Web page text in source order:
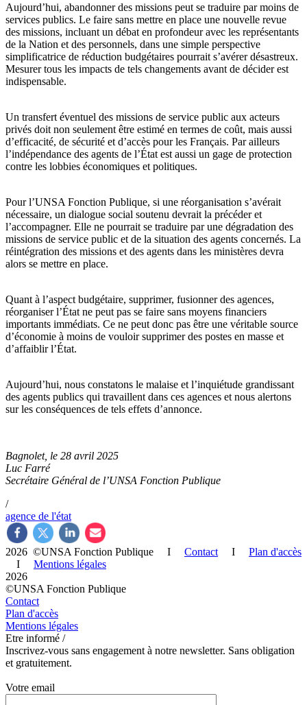
Aujourd’hui, abandonner des missions peut se traduire par moins de
services publics. Le faire sans mettre en place une nouvelle revue
des missions, incluant un débat en profondeur avec les représentants
de la Nation et des personnels, dans une simple perspective
simplificatrice de réduction budgétaires pourrait s’avérer désastreux.
Mesurer tous les impacts de tels changements avant de décider est
indispensable.
Un transfert éventuel des missions de service public aux acteurs
privés doit non seulement être estimé en termes de coût, mais aussi
d’efficacité, de sécurité et d’accès pour les Français. Par ailleurs
l’indépendance des agents de l’État est aussi un gage de protection
contre les lobbies économiques et politiques.
Pour l’UNSA Fonction Publique, si une réorganisation s’avérait
nécessaire, un dialogue social soutenu devrait la précéder et
l’accompagner. Elle ne pourrait se traduire par une dégradation des
missions de service public et de la situation des agents concernés. La
réintégration des missions et des agents dans les ministères devra
alors se mettre en place.
Quant à l’aspect budgétaire, supprimer, fusionner des agences,
réorganiser l’État ne peut pas se faire sans moyens financiers
importants immédiats. Ce ne peut donc pas être une véritable source
d’économie à moins de vouloir supprimer des postes en masse et
d’affaiblir l’État.
Aujourd’hui, nous constatons le malaise et l’inquiétude grandissant
des agents publics qui travaillent dans ces agences et nous alertons
sur les conséquences de tels effets d’annonce.
Bagnolet, le 28 avril 2025
Luc Farré
Secrétaire Général de l’UNSA Fonction Publique
/
agence de l'état
2026 ©UNSA Fonction Publique I Contact I Plan d'accès
I Mentions légales
2026
©UNSA Fonction Publique
Contact
Plan d'accès
Mentions légales
Etre informé /
Inscrivez-vous sans engagement à notre newsletter. Sans obligation
et gratuitement.
Votre email